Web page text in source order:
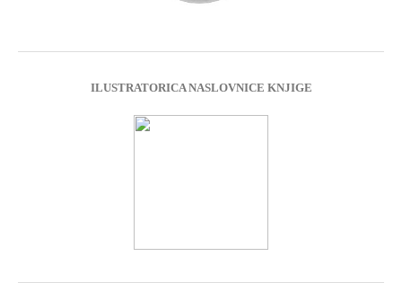
ILUSTRATORICA NASLOVNICE KNJIGE